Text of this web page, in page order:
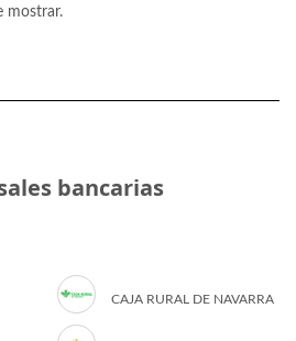
mostrar.
bancarias
CAJA RURAL DE NAVARRA